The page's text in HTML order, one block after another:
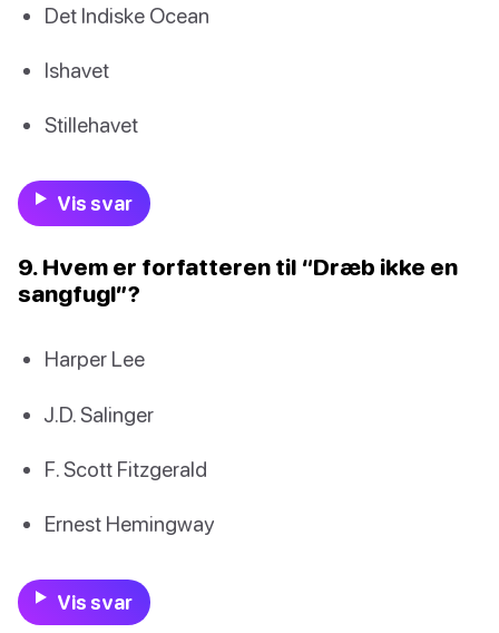
Det Indiske Ocean
Ishavet
Stillehavet
Vis svar
9. Hvem er forfatteren til “Dræb ikke en
sangfugl”?
Harper Lee
J.D. Salinger
F. Scott Fitzgerald
Ernest Hemingway
Vis svar